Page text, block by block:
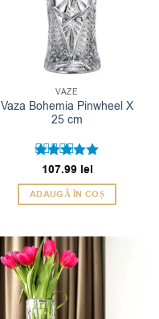
VAZE
Vaza Bohemia Pinwheel X
25 cm
Evaluat la
5din 5
107.99 lei
ADAUGĂ ÎN COȘ